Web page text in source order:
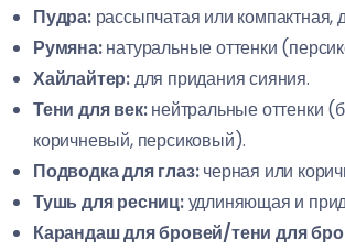
Пудра:рассыпчатая или компактная,
Румяна:натуральные оттенки
Хайлайтер:для придания сияния.
Тени для век:нейтральные оттенки
коричневый, персиковый).
Подводка для глаз:черная или
Тушь для ресниц:удлиняющая и
Карандаш для бровей/тени для